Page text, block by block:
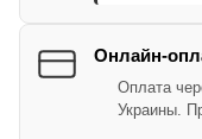
Онлайн-
Оплата
Украины.